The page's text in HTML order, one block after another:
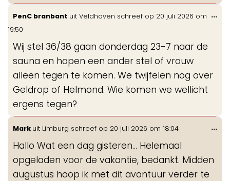
PenC branbant uit Veldhoven schreef op 20 juli 2026 om
19:50
Wij stel 36/38 gaan donderdag 23-7 naar de
sauna en hopen een ander stel of vrouw
alleen tegen te komen. We twijfelen nog over
Geldrop of Helmond. Wie komen we wellicht
ergens tegen?
...
Mark uit Limburg schreef op 20 juli 2026 om 18:04
Hallo Wat een dag gisteren... Helemaal
opgeladen voor de vakantie, bedankt. Midden
augustus hoop ik met dit avontuur verder te
...